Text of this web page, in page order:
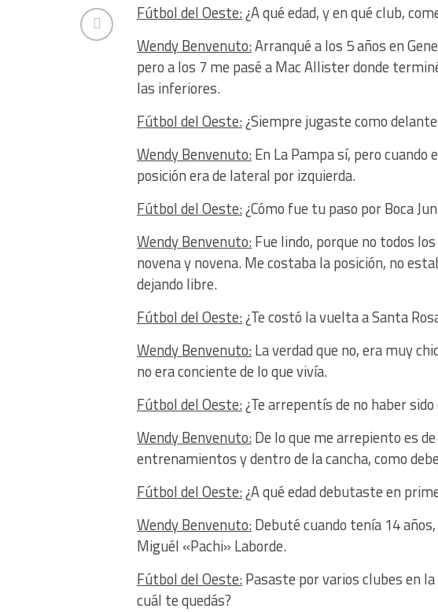
Fútbol del Oeste:¿A qué edad, y en qué club,
Wendy Benvenuto:Arranqué a los 5 años en
pero a los 7 me pasé a Mac Allister donde
las inferiores.
Fútbol del Oeste:¿Siempre jugaste como
Wendy Benvenuto:En La Pampa sí, pero
posición era de lateral por izquierda.
Fútbol del Oeste:¿Cómo fue tu paso por Boca
Wendy Benvenuto:Fue lindo, porque no todos
novena y novena. Me costaba la posición, no
dejando libre.
Fútbol del Oeste:¿Te costó la vuelta a Santa
Wendy Benvenuto:La verdad que no, era muy
no era conciente de lo que vivía.
Fútbol del Oeste:¿Te arrepentís de no haber
Wendy Benvenuto:De lo que me arrepiento es
entrenamientos y dentro de la cancha, como
Fútbol del Oeste:¿A qué edad debutaste en
Wendy Benvenuto:Debuté cuando tenía 14
Miguél «Pachi» Laborde.
Fútbol del Oeste:Pasaste por varios clubes en
cuál te quedás?